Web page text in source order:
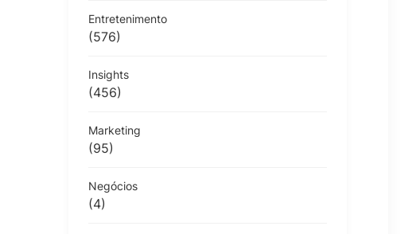
Entretenimento
(576)
Insights
(456)
Marketing
(95)
Negócios
(4)